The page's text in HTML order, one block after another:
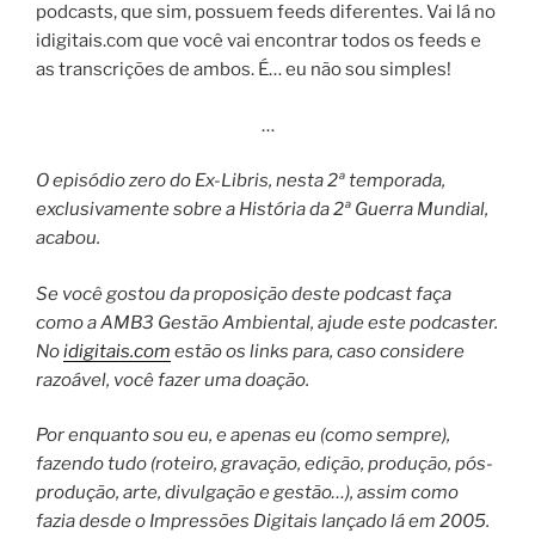
podcasts, que sim, possuem feeds diferentes. Vai lá no
idigitais.com que você vai encontrar todos os feeds e
as transcrições de ambos. É… eu não sou simples!
…
O episódio zero do Ex-Libris, nesta 2ª temporada,
exclusivamente sobre a História da 2ª Guerra Mundial,
acabou.
Se você gostou da proposição deste podcast faça
como a AMB3 Gestão Ambiental, ajude este podcaster.
Noidigitais.com estão os links para, caso considere
razoável, você fazer uma doação.
Por enquanto sou eu, e apenas eu (como sempre),
fazendo tudo (roteiro, gravação, edição, produção, pós-
produção, arte, divulgação e gestão…), assim como
fazia desde o Impressões Digitais lançado lá em 2005.